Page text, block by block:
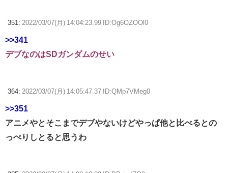
351: 2022/03/07(月) 14:04:23.99 ID:Og6OZOOl0
>>341
デブなのはSDガンダムのせい
364: 2022/03/07(月) 14:05:47.37 ID:QMp7VMeg0
>>351
アニメやとそこまでデブやないけどやっぱ他と比べるとの
っぺりしとると思うわ